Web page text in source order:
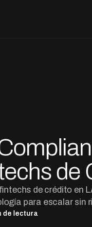
de
de crédito en
para escalar sin
de lectura